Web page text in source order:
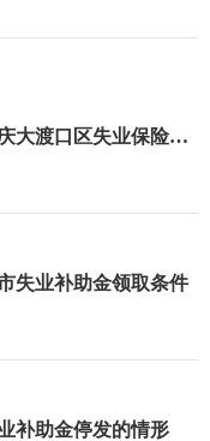
2022大渡口区失业保险金发放标准 重庆大渡口区失业保险金可以领多久
失业补助金领取条件
补助金停发的情形